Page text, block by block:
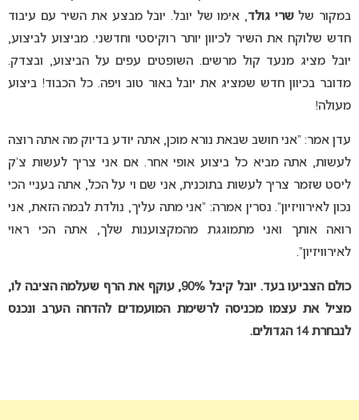
במקור של שרי גולד, אימו של יובל. יובל מבצע את השיר עם עיבוד
חדש שלוקח את השיר לכיוון יותר רוקיסטי וחדשני. מביצוע לביצוע,
יובל מציג מנעד קול מרשים. השופטים עפים על הביצוע, ובצדק.
מדובר בכיוון חדש שמציג את יובל באור טוב ויפה. כל הכבוד! ביצוע
מעולה!
עדן אמר: “אני חושב שבאת נורא מוכן, אתה יודע בדיוק מה אתה רוצה
לעשות, אתה מביא כל ביצוע אופי אחר. אם אני צריך לעשות צ’ק
ליסט שזמר צריך לעשות בתוכנית, אני שם וי על הכל, אתה בעניי הכי
נכון לאירוויזיון”. נסרין אמרה: “אני מתה עליך, נולדת לבמה הזאת, אני
רואה אותך ואני מתמוגגת מהמקצוענות שלך, אתה הכי ראוי
לאירוויזיון”.
כולם הצביעו בעד. יובל קיבל 90%, עוקף את הרף שעלמה הציבה לו,
מציל את עצמו מכניסה לרשימת המועמדים להדחה הערב ונכנס
לנבחרת 14 הגדולים.